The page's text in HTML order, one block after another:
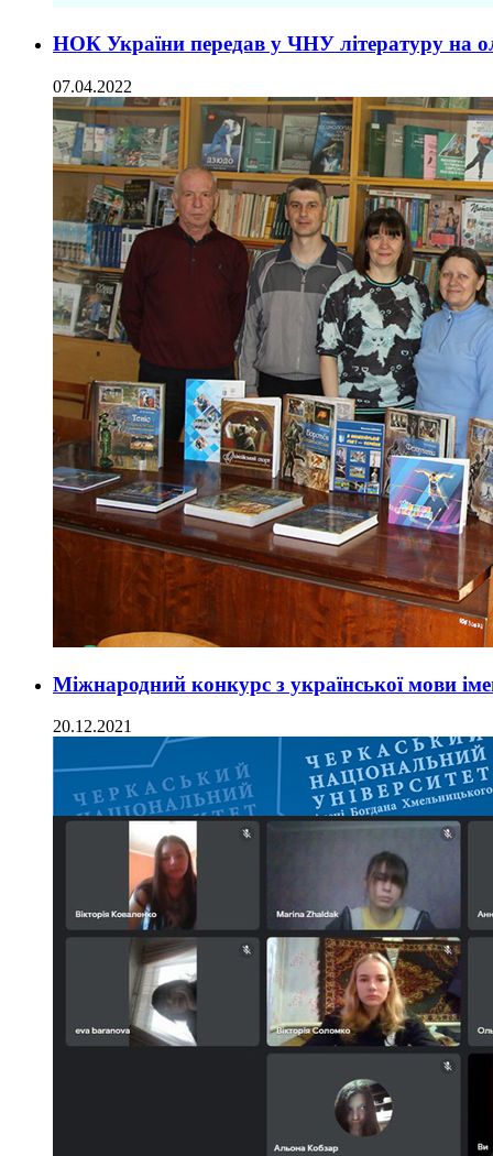
НОК України передав у ЧНУ літературу на
07.04.2022
Міжнародний конкурс з української мови
20.12.2021